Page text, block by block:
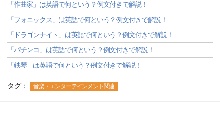
「作曲家」は英語で何という？例文付きで解説！
「フォニックス」は英語で何という？例文付きで解説！
「ドラゴンナイト」は英語で何という？例文付きで解説！
「パチンコ」は英語で何という？例文付きで解説！
「鉄琴」は英語で何という？例文付きで解説！
タグ： 音楽・エンターテインメント関連